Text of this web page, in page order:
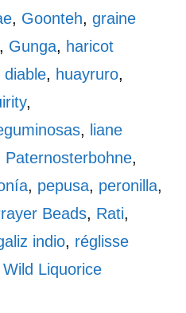
, Goonteh,graine
, Gunga, haricot
diable, huayruro,
,
, liane
Paternosterbohne,
, pepusa, peronilla,
Beads, Rati,
indio, réglisse
Wild Liquorice